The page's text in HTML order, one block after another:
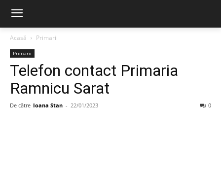
Acasă Primarii
Primarii
Telefon contact Primaria
Ramnicu Sarat
De către Ioana Stan - 22/01/2023 0